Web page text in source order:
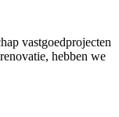
vastgoedprojecten
hebben we